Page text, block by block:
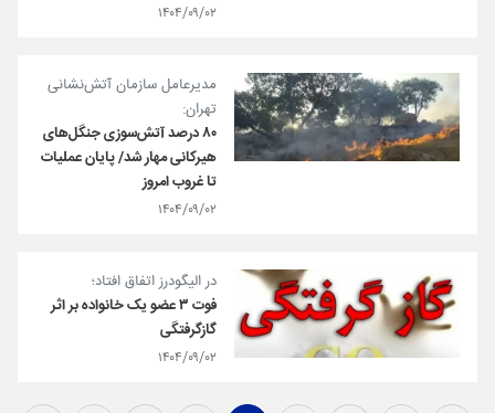
۱۴۰۴/۰۹/۰۲
مدیرعامل سازمان آتش‌نشانی
تهران:
۸۰ درصد آتش‌سوزی جنگل‌های
هیرکانی مهار شد/ پایان عملیات
تا غروب امروز
۱۴۰۴/۰۹/۰۲
در الیگودرز اتفاق افتاد؛
فوت ۳ عضو یک خانواده بر اثر
گازگرفتگی
۱۴۰۴/۰۹/۰۲